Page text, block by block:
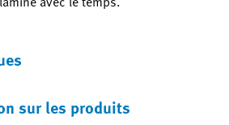
sur les produits